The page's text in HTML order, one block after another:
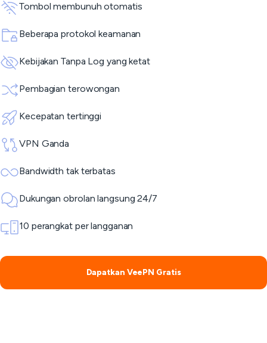
Tombol membunuh otomatis
Beberapa protokol keamanan
Kebijakan Tanpa Log yang ketat
Pembagian terowongan
Kecepatan tertinggi
VPN Ganda
Bandwidth tak terbatas
Dukungan obrolan langsung 24/7
10 perangkat per langganan
Dapatkan VeePN Gratis